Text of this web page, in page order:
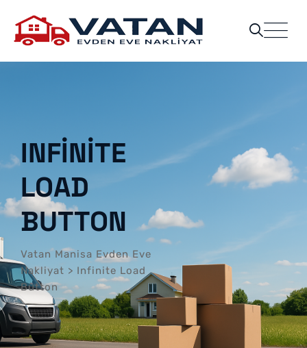
INFINITE
LOAD
BUTTON
Vatan Manisa Evden Eve
Nakliyat > Infinite Load
Button